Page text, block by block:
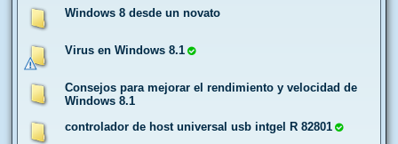
Windows 8 desde un novato
Virus en Windows 8.1
Consejos para mejorar el rendimiento y velocidad de
Windows 8.1
controlador de host universal usb intgel R 82801